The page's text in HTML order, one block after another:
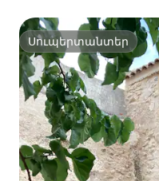
Սուպերտանտեր
Սուպերտանտեր